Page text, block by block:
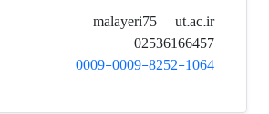
malayeri75
ut.ac.ir
0009-0009-8252-1064